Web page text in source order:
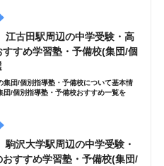
江古田駅周辺の中学受験・高
すめ学習塾・予備校(集団/個
集団/個別指導塾・予備校について基本情
団/個別指導塾・予備校おすすめ一覧を
駒沢大学駅周辺の中学受験・
すすめ学習塾・予備校(集団/